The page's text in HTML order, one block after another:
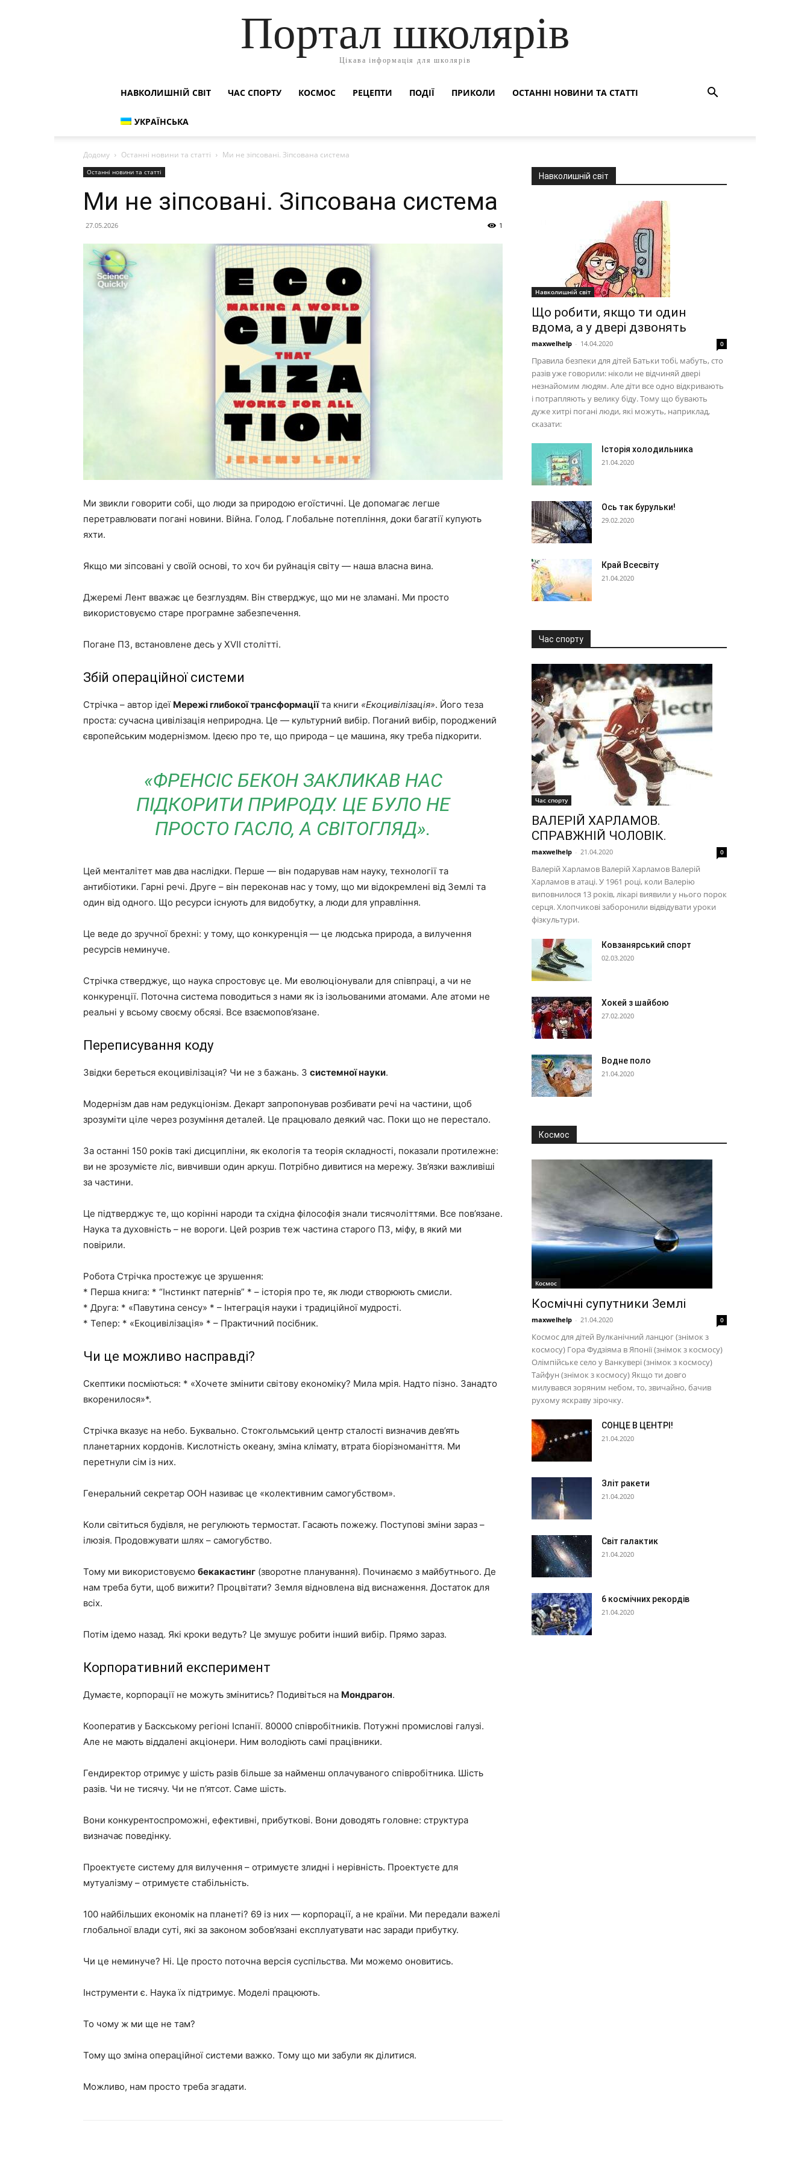
Портал школярів
Цікава інформація для школярів
НАВКОЛИШНІЙ СВІТ ЧАС СПОРТУ КОСМОС РЕЦЕПТИ ПОДІЇ ПРИКОЛИ ОСТАННІ НОВИНИ ТА СТАТТІ
УКРАЇНСЬКА
Додому Останні новини та статті Ми не зіпсовані. Зіпсована система
Останні новини та статті
Ми не зіпсовані. Зіпсована система
27.05.2026 1
Ми звикли говорити собі, що люди за природою егоїстичні. Це допомагає легше
перетравлювати погані новини. Війна. Голод. Глобальне потепління, доки багатії купують
яхти.
Якщо ми зіпсовані у своїй основі, то хоч би руйнація світу — наша власна вина.
Джеремі Лент вважає це безглуздям. Він стверджує, що ми не зламані. Ми просто
використовуємо старе програмне забезпечення.
Погане ПЗ, встановлене десь у XVII столітті.
Збій операційної системи
Стрічка – автор ідеї Мережі глибокої трансформаціїта книги «Екоцивілізація». Його теза
проста: сучасна цивілізація неприродна. Це — культурний вибір. Поганий вибір, породжений
європейським модернізмом. Ідеєю про те, що природа – це машина, яку треба підкорити.
«ФРЕНСІС БЕКОН ЗАКЛИКАВ НАС
ПІДКОРИТИ ПРИРОДУ. ЦЕ БУЛО НЕ
ПРОСТО ГАСЛО, А СВІТОГЛЯД».
Цей менталітет мав два наслідки. Перше — він подарував нам науку, технології та
антибіотики. Гарні речі. Друге – він переконав нас у тому, що ми відокремлені від Землі та
один від одного. Що ресурси існують для видобутку, а люди для управління.
Це веде до зручної брехні: у тому, що конкуренція — це людська природа, а вилучення
ресурсів неминуче.
Стрічка стверджує, що наука спростовує це. Ми еволюціонували для співпраці, а чи не
конкуренції. Поточна система поводиться з нами як із ізольованими атомами. Але атоми не
реальні у всьому своєму обсязі. Все взаємопов’язане.
Переписування коду
Звідки береться екоцивілізація? Чи не з бажань. З системної науки.
Модернізм дав нам редукціонізм. Декарт запропонував розбивати речі на частини, щоб
зрозуміти ціле через розуміння деталей. Це працювало деякий час. Поки що не перестало.
За останні 150 років такі дисципліни, як екологія та теорія складності, показали протилежне:
ви не зрозумієте ліс, вивчивши один аркуш. Потрібно дивитися на мережу. Зв’язки важливіші
за частини.
Це підтверджує те, що корінні народи та східна філософія знали тисячоліттями. Все пов’язане.
Наука та духовність – не вороги. Цей розрив теж частина старого ПЗ, міфу, в який ми
повірили.
Робота Стрічка простежує це зрушення:
* Перша книга: * “Інстинкт патернів” * – історія про те, як люди створюють смисли.
* Друга: * «Павутина сенсу» * – Інтеграція науки і традиційної мудрості.
* Тепер: * «Екоцивілізація» * – Практичний посібник.
Чи це можливо насправді?
Скептики посміються: * «Хочете змінити світову економіку? Мила мрія. Надто пізно. Занадто
вкоренилося»*.
Стрічка вказує на небо. Буквально. Стокгольмський центр сталості визначив дев’ять
планетарних кордонів. Кислотність океану, зміна клімату, втрата біорізноманіття. Ми
перетнули сім із них.
Генеральний секретар ООН називає це «колективним самогубством».
Коли світиться будівля, не регулюють термостат. Гасають пожежу. Поступові зміни зараз –
ілюзія. Продовжувати шлях – самогубство.
Тому ми використовуємо бекакастинг (зворотне планування). Починаємо з майбутнього. Де
нам треба бути, щоб вижити? Процвітати? Земля відновлена ​​від виснаження. Достаток для
всіх.
Потім ідемо назад. Які кроки ведуть? Це змушує робити інший вибір. Прямо зараз.
Корпоративний експеримент
Думаєте, корпорації не можуть змінитись? Подивіться на Мондрагон.
Кооператив у Баскському регіоні Іспанії. 80000 співробітників. Потужні промислові галузі.
Але не мають віддалені акціонери. Ним володіють самі працівники.
Гендиректор отримує у шість разів більше за найменш оплачуваного співробітника. Шість
разів. Чи не тисячу. Чи не п’ятсот. Саме шість.
Вони конкурентоспроможні, ефективні, прибуткові. Вони доводять головне: структура
визначає поведінку.
Проектуєте систему для вилучення – отримуєте злидні і нерівність. Проектуєте для
мутуалізму – отримуєте стабільність.
100 найбільших економік на планеті? 69 із них — корпорації, а не країни. Ми передали важелі
глобальної влади суті, які за законом зобов’язані експлуатувати нас заради прибутку.
Чи це неминуче? Ні. Це просто поточна версія суспільства. Ми можемо оновитись.
Інструменти є. Наука їх підтримує. Моделі працюють.
То чому ж ми ще не там?
Тому що зміна операційної системи важко. Тому що ми забули як ділитися.
Можливо, нам просто треба згадати.
Навколишній світ
Навколишній світ
Що робити, якщо ти один
вдома, а у двері дзвонять
maxwelhelp - 14.04.2020 0
Правила безпеки для дітей Батьки тобі, мабуть, сто
разів уже говорили: ніколи не відчиняй двері
незнайомим людям. Але діти все одно відкривають
і потрапляють у велику біду. Тому що бувають
дуже хитрі погані люди, які можуть, наприклад,
сказати:
Історія холодильника
21.04.2020
Ось так бурульки!
29.02.2020
Край Всесвіту
21.04.2020
Час спорту
Час спорту
ВАЛЕРІЙ ХАРЛАМОВ.
СПРАВЖНІЙ ЧОЛОВІК.
maxwelhelp - 21.04.2020 0
Валерій Харламов Валерій Харламов Валерій
Харламов в атаці. У 1961 році, коли Валерію
виповнилося 13 років, лікарі виявили у нього порок
серця. Хлопчикові заборонили відвідувати уроки
фізкультури.
Ковзанярський спорт
02.03.2020
Хокей з шайбою
27.02.2020
Водне поло
21.04.2020
Космос
Космос
Космічні супутники Землі
maxwelhelp - 21.04.2020 0
Космос для дітей Вулканічний ланцюг (знімок з
космосу) Гора Фудзіяма в Японії (знімок з космосу)
Олімпійське село у Ванкувері (знімок з космосу)
Тайфун (знімок з космосу) Якщо ти довго
милувався зоряним небом, то, звичайно, бачив
рухому яскраву зірочку.
СОНЦЕ В ЦЕНТРІ!
21.04.2020
Зліт ракети
21.04.2020
Світ галактик
21.04.2020
6 космічних рекордів
21.04.2020